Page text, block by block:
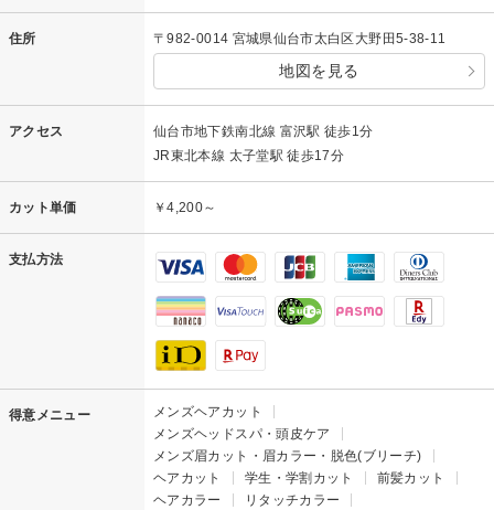
住所 〒982-0014 宮城県仙台市太白区大野田5-38-11
地図を見る
アクセス
仙台市地下鉄南北線 富沢駅 徒歩1分
JR東北本線 太子堂駅 徒歩17分
カット単価 ￥4,200～
支払方法
得意メニュー
メンズヘアカット
メンズヘッドスパ・頭皮ケア
メンズ眉カット・眉カラー・脱色(ブリーチ)
ヘアカット
学生・学割カット
前髪カット
ヘアカラー
リタッチカラー